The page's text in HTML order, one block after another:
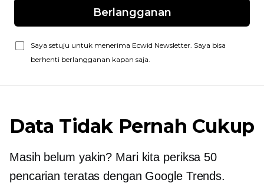
Berlangganan
Saya setuju untuk menerima Ecwid Newsletter. Saya bisa
berhenti berlangganan kapan saja.
Data Tidak Pernah Cukup
Masih belum yakin? Mari kita periksa 50
pencarian teratas dengan Google Trends.